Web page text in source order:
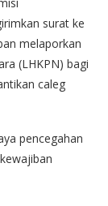
surat ke
melaporkan
(LHKPN) bagi
caleg
pencegahan